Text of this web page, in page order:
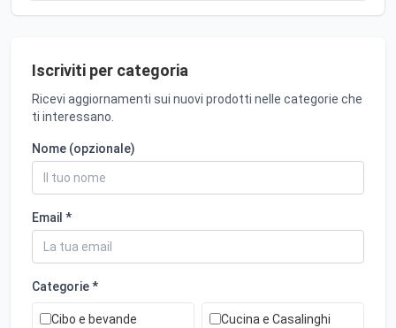
Iscriviti per categoria
Ricevi aggiornamenti sui nuovi prodotti nelle categorie che
ti interessano.
Nome (opzionale)
Email *
Categorie *
Cibo e bevande Cucina e Casalinghi